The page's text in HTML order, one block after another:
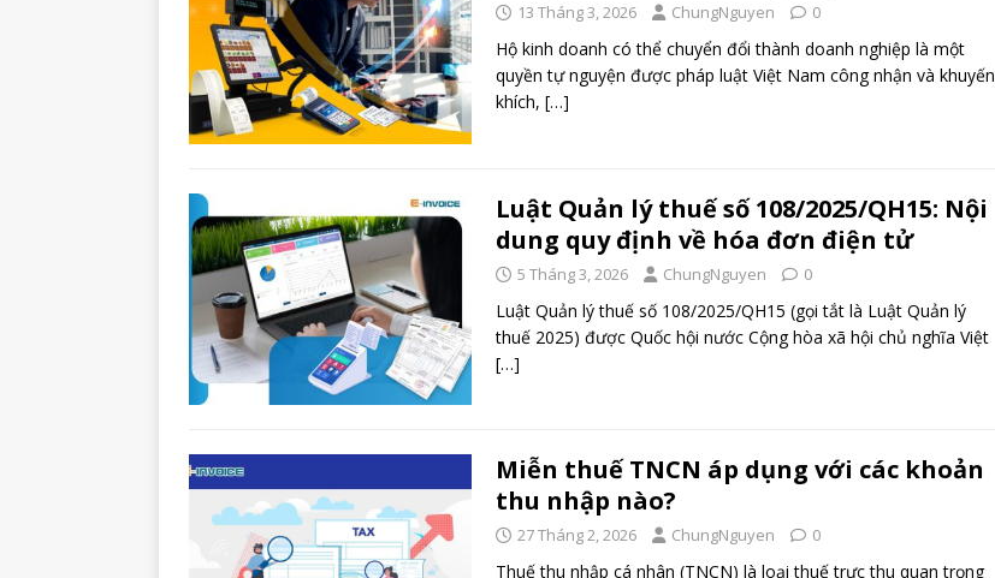
13 Tháng 3, 2026 ChungNguyen 0
Hộ kinh doanh có thể chuyển đổi thành doanh nghiệp là một
quyền tự nguyện được pháp luật Việt Nam công nhận và khuyến
khích, […]
Luật Quản lý thuế số 108/2025/QH15: Nội
dung quy định về hóa đơn điện tử
5 Tháng 3, 2026 ChungNguyen 0
Luật Quản lý thuế số 108/2025/QH15 (gọi tắt là Luật Quản lý
thuế 2025) được Quốc hội nước Cộng hòa xã hội chủ nghĩa Việt
[…]
Miễn thuế TNCN áp dụng với các khoản
thu nhập nào?
27 Tháng 2, 2026 ChungNguyen 0
Thuế thu nhập cá nhân (TNCN) là loại thuế trực thu quan trọng